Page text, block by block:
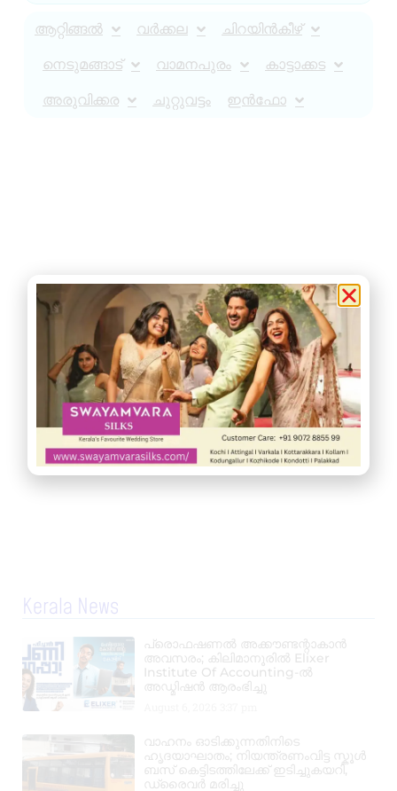
ആറ്റിങ്ങൽ വർക്കല ചിറയിൻകീഴ്
നെടുമങ്ങാട് വാമനപുരം കാട്ടാക്കട
അരുവിക്കര ചുറ്റുവട്ടം ഇൻഫോ
Kerala News
പ്രൊഫഷണൽ അക്കൗണ്ടന്റാകാൻ
അവസരം; കിലിമാനൂരിൽ Elixer
Institute Of Accounting-ൽ
അഡ്മിഷൻ ആരംഭിച്ചു
വാഹനം ഓടിക്കുന്നതിനിടെ
ഹൃദയാഘാതം; നിയന്ത്രണംവിട്ട സ്കൂൾ
ബസ് കെട്ടിടത്തിലേക്ക് ഇടിച്ചുകയറി,
ഡ്രൈവർ മരിച്ചു